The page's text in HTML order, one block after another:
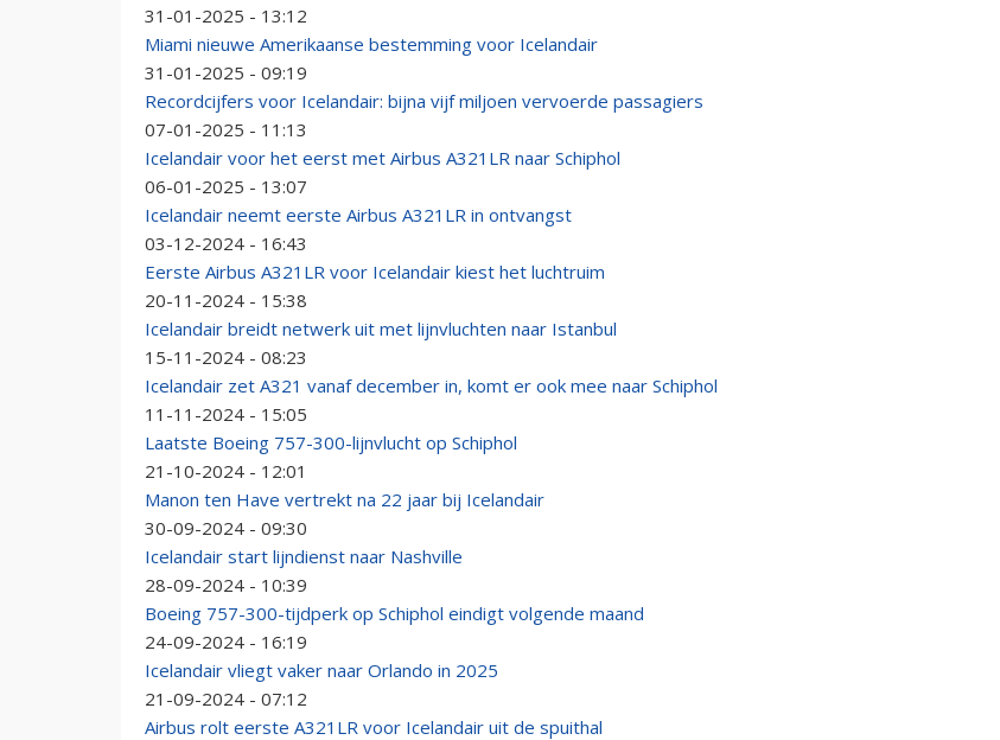
31-01-2025 - 13:12
Miami nieuwe Amerikaanse bestemming voor Icelandair
31-01-2025 - 09:19
Recordcijfers voor Icelandair: bijna vijf miljoen vervoerde passagiers
07-01-2025 - 11:13
Icelandair voor het eerst met Airbus A321LR naar Schiphol
06-01-2025 - 13:07
Icelandair neemt eerste Airbus A321LR in ontvangst
03-12-2024 - 16:43
Eerste Airbus A321LR voor Icelandair kiest het luchtruim
20-11-2024 - 15:38
Icelandair breidt netwerk uit met lijnvluchten naar Istanbul
15-11-2024 - 08:23
Icelandair zet A321 vanaf december in, komt er ook mee naar Schiphol
11-11-2024 - 15:05
Laatste Boeing 757-300-lijnvlucht op Schiphol
21-10-2024 - 12:01
Manon ten Have vertrekt na 22 jaar bij Icelandair
30-09-2024 - 09:30
Icelandair start lijndienst naar Nashville
28-09-2024 - 10:39
Boeing 757-300-tijdperk op Schiphol eindigt volgende maand
24-09-2024 - 16:19
Icelandair vliegt vaker naar Orlando in 2025
21-09-2024 - 07:12
Airbus rolt eerste A321LR voor Icelandair uit de spuithal